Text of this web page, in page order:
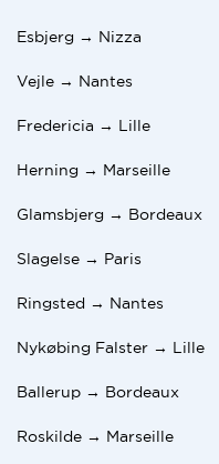
Esbjerg → Nizza
Vejle → Nantes
Fredericia → Lille
Herning → Marseille
Glamsbjerg → Bordeaux
Slagelse → Paris
Ringsted → Nantes
Nykøbing Falster → Lille
Ballerup → Bordeaux
Roskilde → Marseille